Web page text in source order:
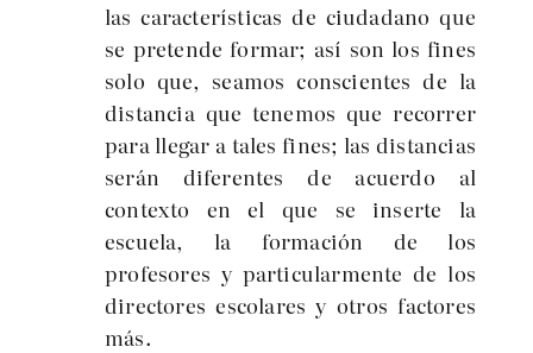
las características de ciudadano que
se pretende formar; así son los fines
solo que, seamos conscientes de la
distancia que tenemos que recorrer
para llegar a tales fines; las distancias
serán diferentes de acuerdo al
contexto en el que se inserte la
escuela, la formación de los
profesores y particularmente de los
directores escolares y otros factores
más.